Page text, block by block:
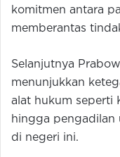
komitmen antara
memberantas
Selanjutnya
menunjukkan
alat hukum seperti
hingga pengadilan
di negeri ini.